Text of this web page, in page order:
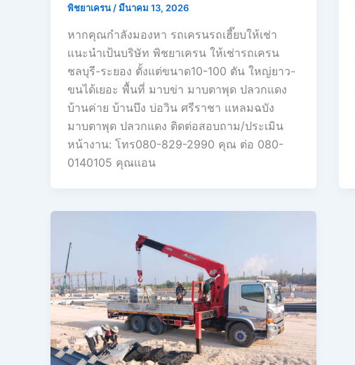
พิชยาเครน/มีนาคม 13, 2026
หากคุณกำลังมองหา รถเครนรถเฮี๊ยบให้เช่า
เเนะนำเป้นบริษัท พิชยาเครน ให้เช่ารถเครน
ชลบุรี-ระยอง ตั้งแต่ขนาด10-100 ตัน ใหญ่ยาว-
ขนได้เยอะ พื้นที่ มาบข่า มาบตาพุด ปลวกแดง
บ้านค่าย บ้านบึง บ่อวิน ศรีราชา แหลมฉบัง
มาบตาพุด ปลวกแดง ติดต่อสอบถาม/ประเมิน
หน้างาน: โทร080-829-2990 คุณ ต่อ 080-
0140105 คุณเเอน